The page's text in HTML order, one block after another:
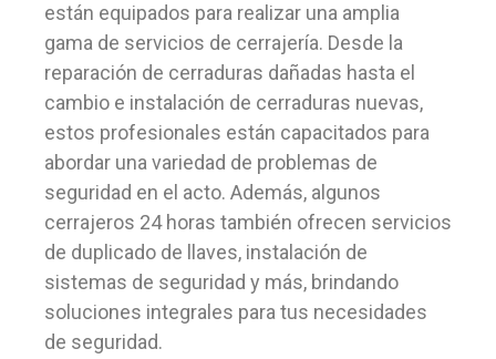
están equipados para realizar una amplia
gama de servicios de cerrajería. Desde la
reparación de cerraduras dañadas hasta el
cambio e instalación de cerraduras nuevas,
estos profesionales están capacitados para
abordar una variedad de problemas de
seguridad en el acto. Además, algunos
cerrajeros 24 horas también ofrecen servicios
de duplicado de llaves, instalación de
sistemas de seguridad y más, brindando
soluciones integrales para tus necesidades
de seguridad.